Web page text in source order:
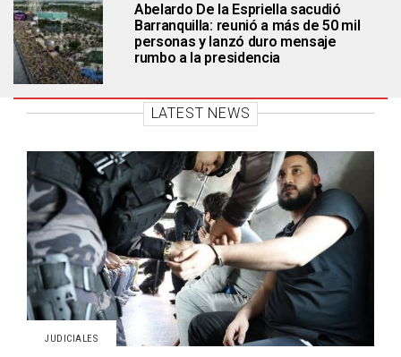
Abelardo De la Espriella sacudió
Barranquilla: reunió a más de 50 mil
personas y lanzó duro mensaje
rumbo a la presidencia
LATEST NEWS
JUDICIALES